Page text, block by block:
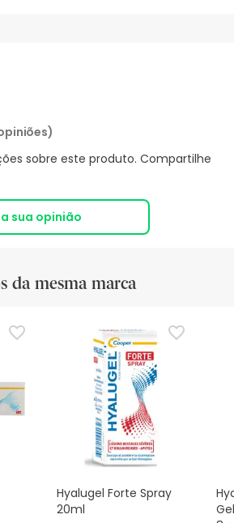
sobre este produto. Compartilhe
a sua opinião
da mesma marca
Hyalugel Forte Spray
20ml